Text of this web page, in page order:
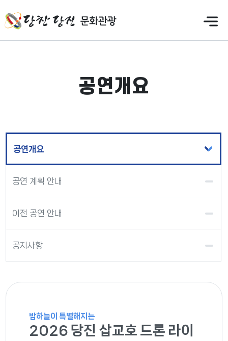
공연개요
공연개요
공연 계획 안내
이전 공연 안내
공지사항
밤하늘이 특별해지는
2026 당진 삽교호 드론 라이
족
도
세